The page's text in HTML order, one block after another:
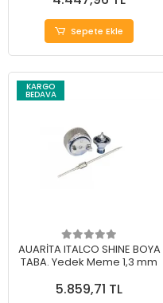
Sepete Ekle
KARGO
BEDAVA
AUARİTA ITALCO SHINE BOYA
TABA. Yedek Meme 1,3 mm
5.859,71 TL